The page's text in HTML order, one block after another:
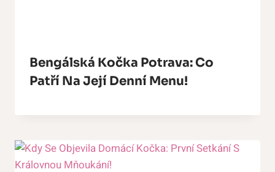
Bengálská Kočka Potrava: Co
Patří Na Její Denní Menu!